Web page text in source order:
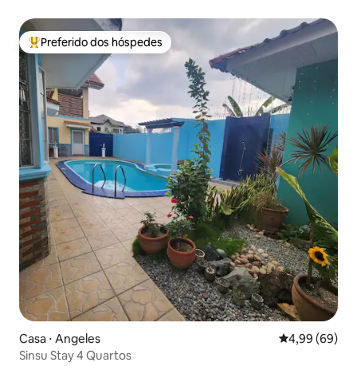
Entre os melhores preferidos dos hóspedes
Preferido dos hóspedes
Casa ⋅ Angeles 4,99 de uma
4,99 (69)
Sinsu Stay 4 Quartos